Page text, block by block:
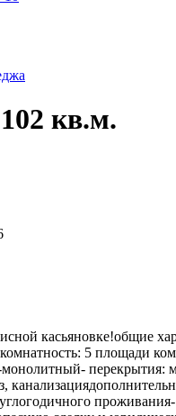
кв.м.
касьяновке!общие
5 площади
перекрытия: